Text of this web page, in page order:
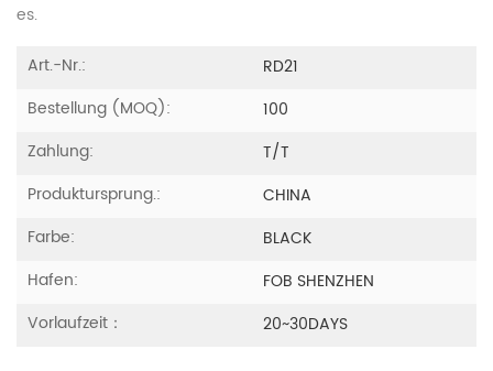
es.
Art.-Nr.:
RD21
Bestellung (MOQ):
100
Zahlung:
T/T
Produktursprung.:
CHINA
Farbe:
BLACK
Hafen:
FOB SHENZHEN
Vorlaufzeit：
20~30DAYS